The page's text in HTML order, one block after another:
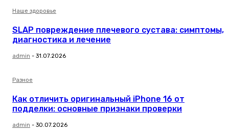
Наше здоровье
SLAP повреждение плечевого сустава: симптомы,
диагностика и лечение
admin - 31.07.2026
Разное
Как отличить оригинальный iPhone 16 от
подделки: основные признаки проверки
admin - 30.07.2026